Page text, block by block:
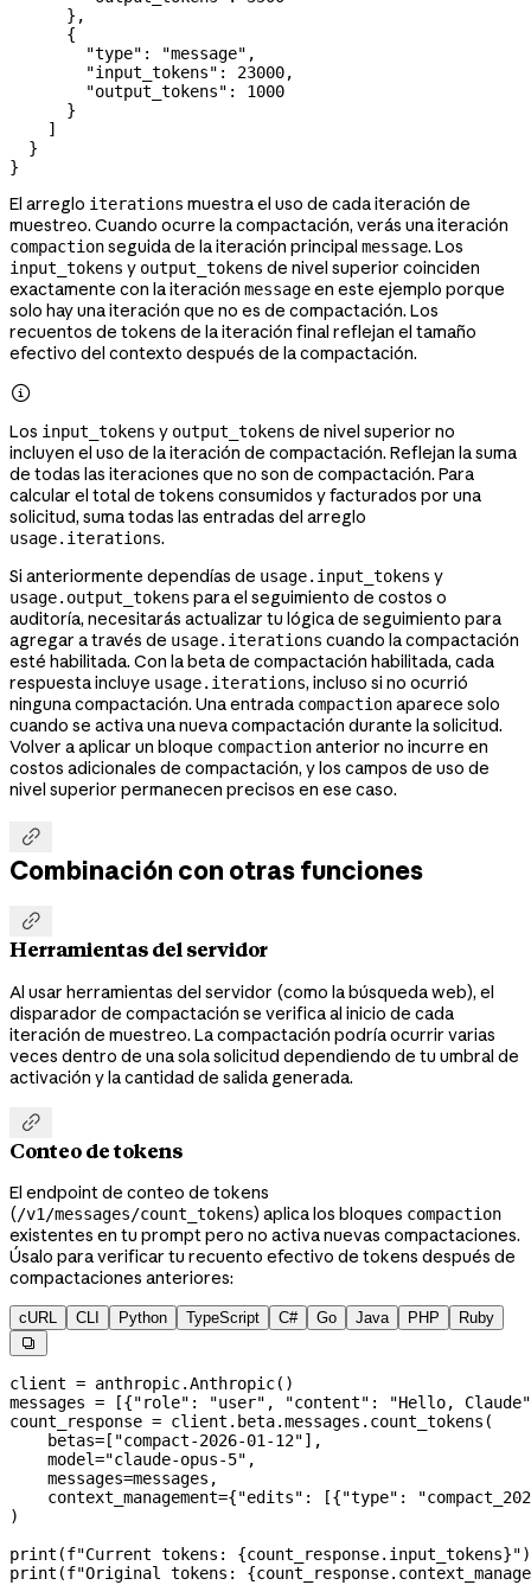
      },
      {
        "type"
: "message" ,
        "input_tokens"
: 23000,
        "output_tokens"
: 1000
      }
    ]
  }
}
El arreglo iterations muestra el uso de cada iteración de
muestreo. Cuando ocurre la compactación, verás una iteración
compactionseguida de la iteración principal message. Los
input_tokens y output_tokens de nivel superior coinciden
exactamente con la iteración messageen este ejemplo porque
solo hay una iteración que no es de compactación. Los
recuentos de tokens de la iteración final reflejan el tamaño
efectivo del contexto después de la compactación.

Los input_tokens y output_tokens de nivel superior no
incluyen el uso de la iteración de compactación. Reflejan la suma
de todas las iteraciones que no son de compactación. Para
calcular el total de tokens consumidos y facturados por una
solicitud, suma todas las entradas del arreglo
usage.iterations.
Si anteriormente dependías de usage.input_tokens y
usage.output_tokens para el seguimiento de costos o
auditoría, necesitarás actualizar tu lógica de seguimiento para
agregar a través de usage.iterations cuando la compactación
esté habilitada. Con la beta de compactación habilitada, cada
respuesta incluye usage.iterations, incluso si no ocurrió
ninguna compactación. Una entrada compactionaparece solo
cuando se activa una nueva compactación durante la solicitud.
Volver a aplicar un bloque compactionanterior no incurre en
costos adicionales de compactación, y los campos de uso de
nivel superior permanecen precisos en ese caso.

Combinación con otras funciones

Herramientas del servidor
Al usar herramientas del servidor (como la búsqueda web), el
disparador de compactación se verifica al inicio de cada
iteración de muestreo. La compactación podría ocurrir varias
veces dentro de una sola solicitud dependiendo de tu umbral de
activación y la cantidad de salida generada.

Conteo de tokens
El endpoint de conteo de tokens
(/v1/messages/count_tokens) aplica los bloques compaction
existentes en tu prompt pero no activa nuevas compactaciones.
Úsalo para verificar tu recuento efectivo de tokens después de
compactaciones anteriores:
cURL CLI Python TypeScript C# Go Java PHP Ruby

client = anthropic.Anthropic()
messages = [{"role" : "user" , "content" :
"Hello, Claude"
count_response = client.beta.messages.count_tokens(
    betas
= [ "compact-2026-01-12"],
    model
="claude-opus-5" ,
    messages
=messages,
    context_management
={"edits" : [{"type" :
)
print (f"Current tokens: {count_response.input_tokens}")
print (f"Original tokens: {